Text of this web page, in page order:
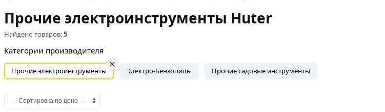
Прочие электроинструменты Huter
Найдено товаров:5
Категории производителя
Прочие электроинструменты Электро-Бензопилы Прочие садовые инструменты